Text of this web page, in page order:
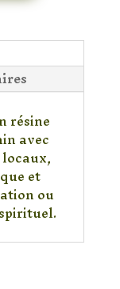
résine
avec
et
ou